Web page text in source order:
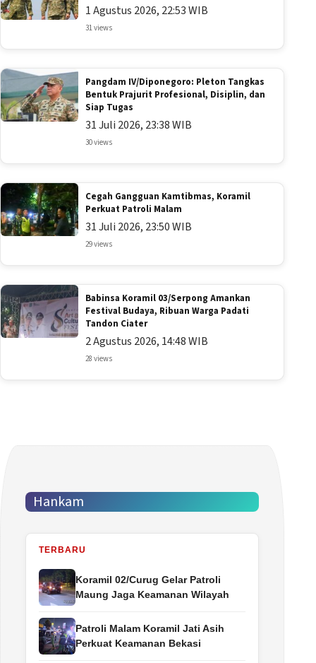
1 Agustus 2026, 22:53 WIB
31 views
Pangdam IV/Diponegoro: Pleton Tangkas
Bentuk Prajurit Profesional, Disiplin, dan
Siap Tugas
31 Juli 2026, 23:38 WIB
30 views
Cegah Gangguan Kamtibmas, Koramil
Perkuat Patroli Malam
31 Juli 2026, 23:50 WIB
29 views
Babinsa Koramil 03/Serpong Amankan
Festival Budaya, Ribuan Warga Padati
Tandon Ciater
2 Agustus 2026, 14:48 WIB
28 views
Hankam
TERBARU
Koramil 02/Curug Gelar Patroli
Maung Jaga Keamanan Wilayah
Patroli Malam Koramil Jati Asih
Perkuat Keamanan Bekasi